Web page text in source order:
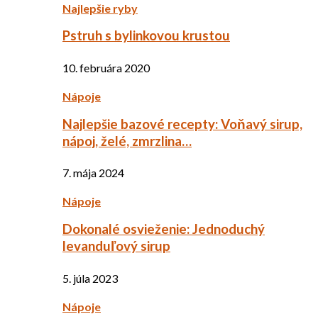
Najlepšie ryby
Pstruh s bylinkovou krustou
10. februára 2020
Nápoje
Najlepšie bazové recepty: Voňavý sirup,
nápoj, želé, zmrzlina…
7. mája 2024
Nápoje
Dokonalé osvieženie: Jednoduchý
levanduľový sirup
5. júla 2023
Nápoje